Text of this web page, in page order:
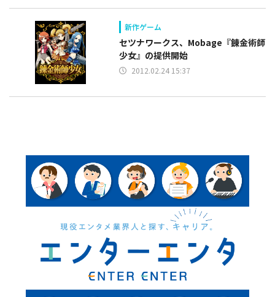
新作ゲーム
セツナワークス、Mobage『錬金術師
少女』の提供開始
2012.02.24 15:37